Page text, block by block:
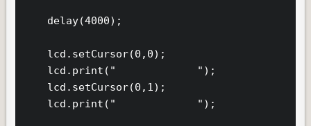
    delay(4000);
    lcd.setCursor(0,0);
    lcd.print("             ");
    lcd.setCursor(0,1);
    lcd.print("             ");